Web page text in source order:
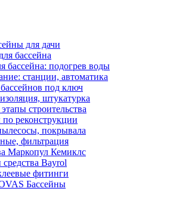
для дачи
бассейна
бассейна: подогрев воды
станции, автоматика
под ключ
штукатурка
строительства
реконструкции
покрывала
фильтрация
Маркопул Кемиклс
Bayrol
фитинги
Бассейны